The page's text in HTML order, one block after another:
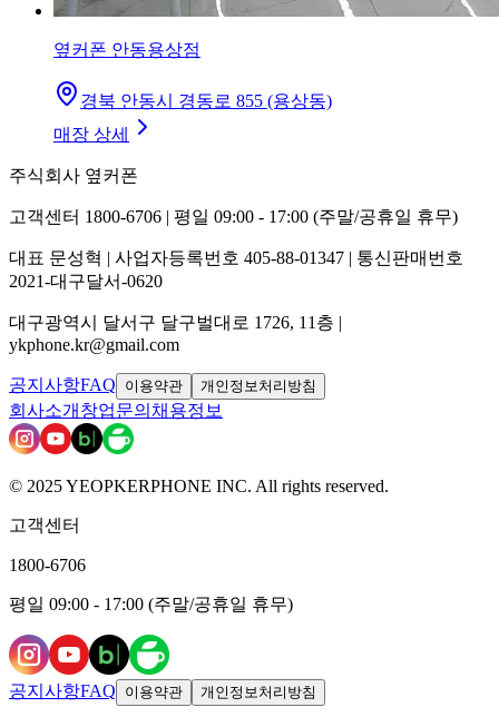
옆커폰 안동용상점
경북 안동시 경동로 855 (용상동)
매장 상세
주식회사 옆커폰
고객센터 1800-6706 | 평일 09:00 - 17:00 (주말/공휴일 휴무)
대표 문성혁 | 사업자등록번호 405-88-01347 | 통신판매번호
2021-대구달서-0620
대구광역시 달서구 달구벌대로 1726, 11층 |
ykphone.kr@gmail.com
공지사항FAQ 이용약관 개인정보처리방침
회사소개 창업문의 채용정보
© 2025 YEOPKERPHONE INC. All rights reserved.
고객센터
1800-6706
평일 09:00 - 17:00 (주말/공휴일 휴무)
공지사항FAQ 이용약관 개인정보처리방침